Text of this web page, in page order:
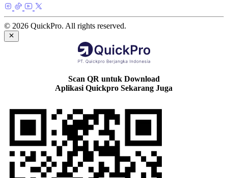
© 2026 QuickPro. All rights reserved.
Scan QR untuk Download
Aplikasi Quickpro Sekarang Juga